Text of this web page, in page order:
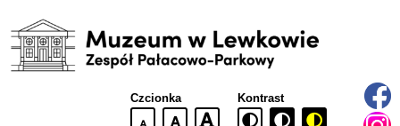
Muzeum
w
Czcionka Kontrast